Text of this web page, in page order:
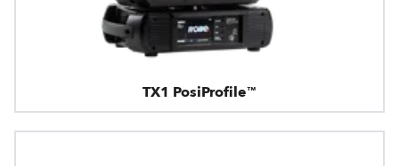
TX1 PosiProfile™